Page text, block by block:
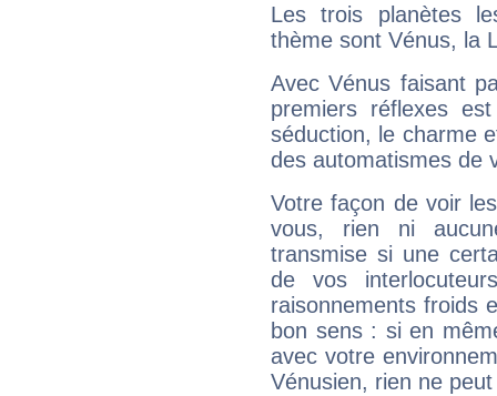
Les trois planètes
thème sont Vénus, la
Avec Vénus faisant
premiers réflexes
séduction, le charme
des automatismes de
Votre façon de voir
vous, rien ni
transmise si une
de vos
raisonnements froids
bon sens : si en
avec votre
Vénusien, rien ne